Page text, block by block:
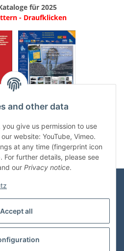
für 2025
- Draufklicken
. ..
and other data
give us permission to use
website: YouTube, Vimeo.
at any time (fingerprint icon
For further details, please see
our Privacy notice.
Accept all